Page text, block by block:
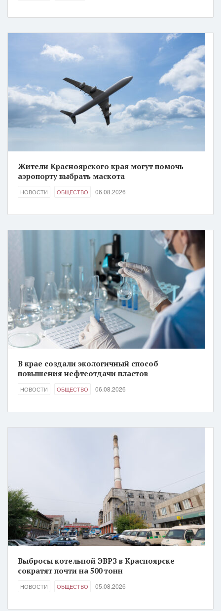
Жители Красноярского края могут помочь
аэропорту выбрать маскота
НОВОСТИ ОБЩЕСТВО 06.08.2026
В крае создали экологичный способ
повышения нефтеотдачи пластов
НОВОСТИ ОБЩЕСТВО 06.08.2026
Выбросы котельной ЭВРЗ в Красноярске
сократят почти на 500 тонн
НОВОСТИ ОБЩЕСТВО 05.08.2026